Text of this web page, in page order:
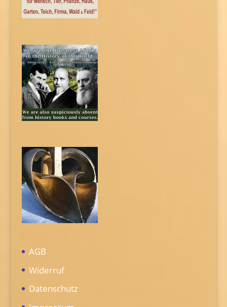
AGB
Widerruf
Datenschutz